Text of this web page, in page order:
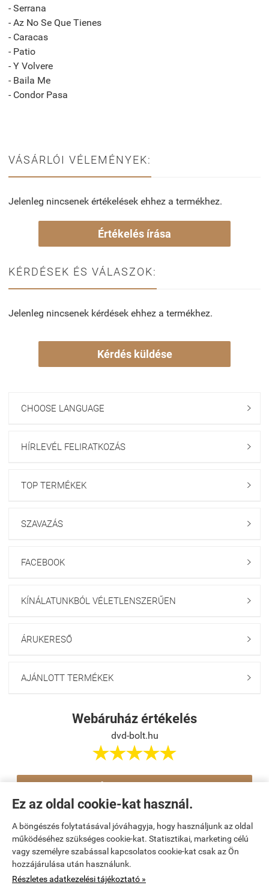
Ez az oldal cookie-kat használ.
A böngészés folytatásával jóváhagyja, hogy használjunk az oldal
működéséhez szükséges cookie-kat. Statisztikai, marketing célú
vagy személyre szabással kapcsolatos cookie-kat csak az Ön
hozzájárulása után használunk.
Részletes adatkezelési tájékoztató »
- Serrana
- Az No Se Que Tienes
- Caracas
- Patio
- Y Volvere
- Baila Me
- Condor Pasa
VÁSÁRLÓI VÉLEMÉNYEK:
Jelenleg nincsenek értékelések ehhez a termékhez.
Értékelés írása
KÉRDÉSEK ÉS VÁLASZOK:
Jelenleg nincsenek kérdések ehhez a termékhez.
Kérdés küldése
CHOOSE LANGUAGE 
HÍRLEVÉL FELIRATKOZÁS 
TOP TERMÉKEK 
SZAVAZÁS 
FACEBOOK 
KÍNÁLATUNKBÓL VÉLETLENSZERŰEN 
ÁRUKERESŐ 
AJÁNLOTT TERMÉKEK 
Webáruház értékelés
dvd-bolt.hu

Navigáció
Saját fiók